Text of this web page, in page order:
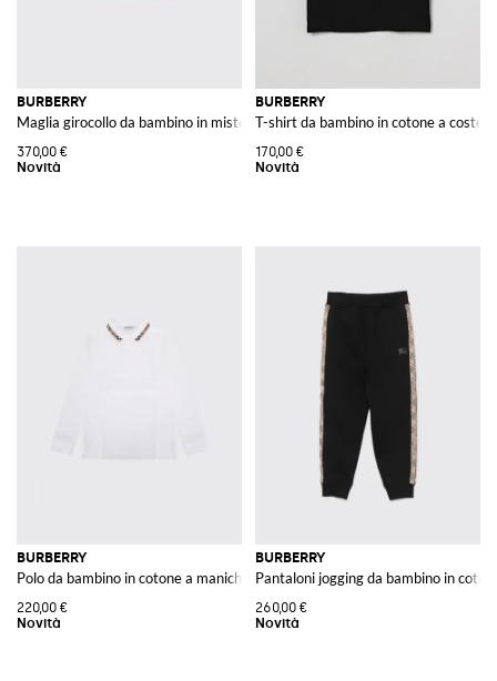
BURBERRY
Maglia girocollo da bambino in misto lana e cotone con logo EKD
370,00 €
BURBERRY
T-shirt da bambino in cotone a coste
170,00 €
BURBERRY
Polo da bambino in cotone a maniche lunghe con colletto a motivo check
220,00 €
BURBERRY
Pantaloni jogging da bambino in
260,00 €